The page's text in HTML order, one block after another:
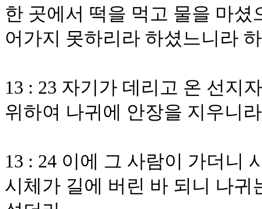
한 곳에서 떡을 먹고 물을 마
어가지 못하리라 하셨느니라
13 : 23 자기가 데리고 온 선지
위하여 나귀에 안장을 지우니라
13 : 24 이에 그 사람이 가더니
시체가 길에 버린 바 되니 나